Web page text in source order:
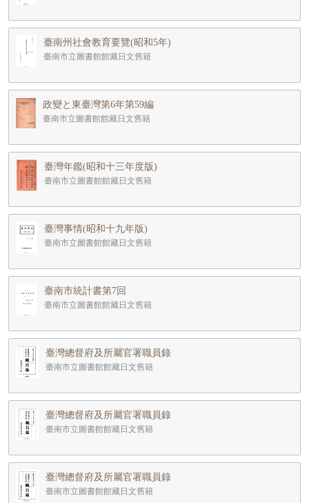
臺南州社會教育要覽(昭和5年)
臺南市立圖書館館藏日文舊籍
政變と東臺灣第6年第59編
臺南市立圖書館館藏日文舊籍
臺灣年鑑(昭和十三年度版)
臺南市立圖書館館藏日文舊籍
臺灣事情(昭和十九年版)
臺南市立圖書館館藏日文舊籍
臺南市統計書第7回
臺南市立圖書館館藏日文舊籍
臺灣總督府及所屬官署職員錄
臺南市立圖書館館藏日文舊籍
臺灣總督府及所屬官署職員錄
臺南市立圖書館館藏日文舊籍
臺灣總督府及所屬官署職員錄
臺南市立圖書館館藏日文舊籍